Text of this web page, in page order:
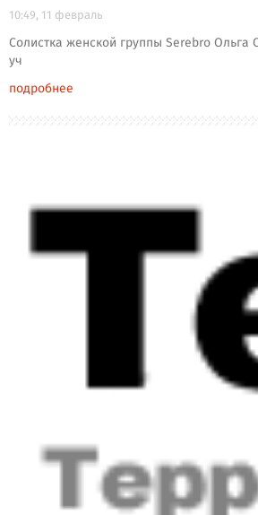
10:49, 11 февраль
Солистка женской группы Serebro
уч
подробнее